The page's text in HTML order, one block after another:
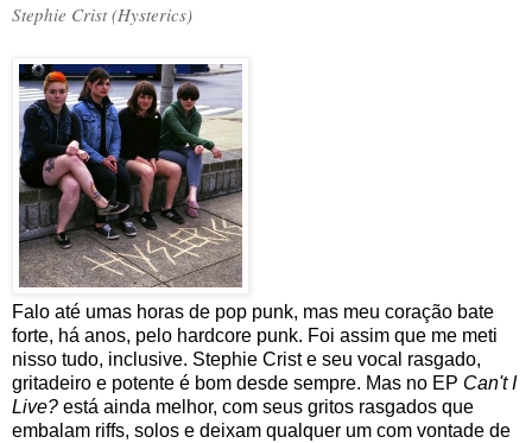
Stephie Crist (Hysterics)
Falo até umas horas de pop punk, mas meu coração bate
forte, há anos, pelo hardcore punk. Foi assim que me meti
nisso tudo, inclusive. Stephie Crist e seu vocal rasgado,
gritadeiro e potente é bom desde sempre. Mas no EP Can't I
Live? está ainda melhor, com seus gritos rasgados que
embalam riffs, solos e deixam qualquer um com vontade de